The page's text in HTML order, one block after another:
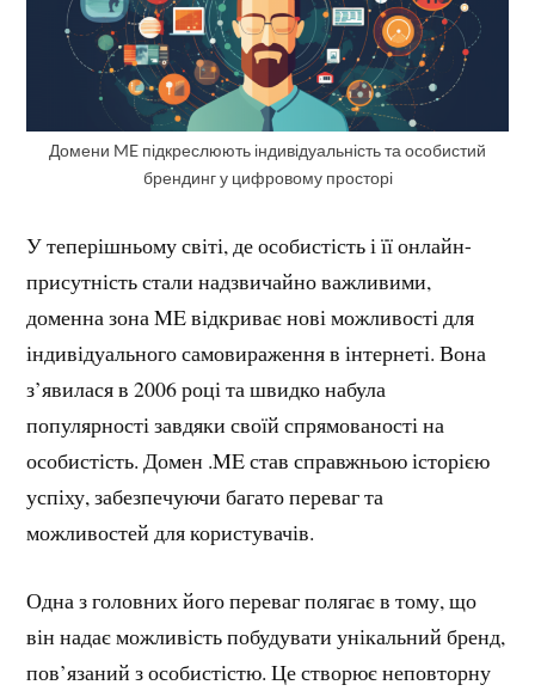
Домени ME підкреслюють індивідуальність та особистий
брендинг у цифровому просторі
У теперішньому світі, де особистість і її онлайн-
присутність стали надзвичайно важливими,
доменна зона ME відкриває нові можливості для
індивідуального самовираження в інтернеті. Вона
з’явилася в 2006 році та швидко набула
популярності завдяки своїй спрямованості на
особистість. Домен .ME став справжньою історією
успіху, забезпечуючи багато переваг та
можливостей для користувачів.
Одна з головних його переваг полягає в тому, що
він надає можливість побудувати унікальний бренд,
пов’язаний з особистістю. Це створює неповторну